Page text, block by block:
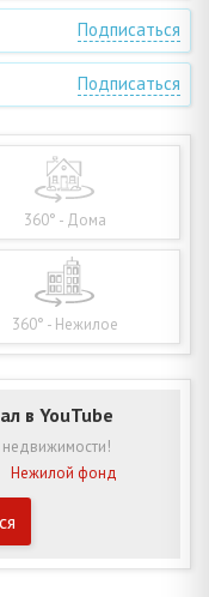
Подписаться
Подписаться
360° - Дома
360° - Нежилое
в YouTube
Нежилой фонд